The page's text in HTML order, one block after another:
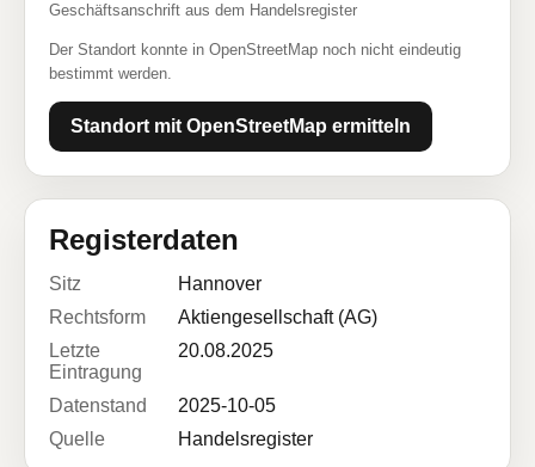
Geschäftsanschrift aus dem Handelsregister
Der Standort konnte in OpenStreetMap noch nicht eindeutig
bestimmt werden.
Standort mit OpenStreetMap ermitteln
Registerdaten
Sitz
Hannover
Rechtsform
Aktiengesellschaft (AG)
Letzte
Eintragung
20.08.2025
Datenstand
2025-10-05
Quelle
Handelsregister